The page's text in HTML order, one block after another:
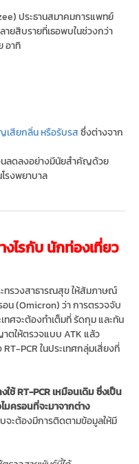
ประธานสมาคมการแพทย์
ยสิบรายที่เธอพบในช่วงกว่า
อาทิ
สียกลิ่น หรือรับรส ซึ่งต่างจาก
นลดลงอย่างมีนัยสำคัญด้วย
รงพยาบาล
งไรกับ นักท่องเที่ยว
ทรวงสาธารณสุข ให้สัมภาษณ์
น (Omicron) ว่า การตรวจจับ
เทศจะต้องทำเต็มที่ รัดกุม และทัน
ให้ตรวจแบบ ATK แล้ว
PCR ในประเทศกลุ่มเสี่ยงที่
ช้ RT-PCR เหมือนเดิม ซึ่งเป็น
มครอนที่จะมาจากต่าง
จะต้องมีการติดตามข้อมูลให้มี